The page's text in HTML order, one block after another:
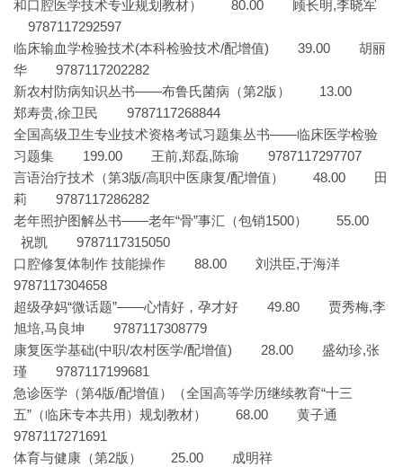
和口腔医学技术专业规划教材） 80.00 顾长明,李晓军
9787117292597
临床输血学检验技术(本科检验技术/配增值) 39.00 胡丽
华 9787117202282
新农村防病知识丛书——布鲁氏菌病（第2版） 13.00
郑寿贵,徐卫民 9787117268844
全国高级卫生专业技术资格考试习题集丛书——临床医学检验
习题集 199.00 王前,郑磊,陈瑜 9787117297707
言语治疗技术（第3版/高职中医康复/配增值） 48.00 田
莉 9787117286282
老年照护图解丛书——老年“骨”事汇（包销1500） 55.00
祝凯 9787117315050
口腔修复体制作 技能操作 88.00 刘洪臣,于海洋
9787117304658
超级孕妈“微话题”——心情好，孕才好 49.80 贾秀梅,李
旭培,马良坤 9787117308779
康复医学基础(中职/农村医学/配增值) 28.00 盛幼珍,张
瑾 9787117199681
急诊医学（第4版/配增值）（全国高等学历继续教育“十三
五”（临床专本共用）规划教材） 68.00 黄子通
9787117271691
体育与健康（第2版） 25.00 成明祥